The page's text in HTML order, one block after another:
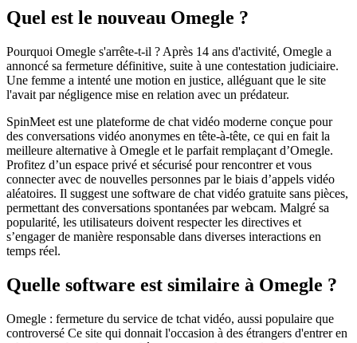
Quel est le nouveau Omegle ?
Pourquoi Omegle s'arrête-t-il ? Après 14 ans d'activité, Omegle a
annoncé sa fermeture définitive, suite à une contestation judiciaire.
Une femme a intenté une motion en justice, alléguant que le site
l'avait par négligence mise en relation avec un prédateur.
SpinMeet est une plateforme de chat vidéo moderne conçue pour
des conversations vidéo anonymes en tête-à-tête, ce qui en fait la
meilleure alternative à Omegle et le parfait remplaçant d’Omegle.
Profitez d’un espace privé et sécurisé pour rencontrer et vous
connecter avec de nouvelles personnes par le biais d’appels vidéo
aléatoires. Il suggest une software de chat vidéo gratuite sans pièces,
permettant des conversations spontanées par webcam. Malgré sa
popularité, les utilisateurs doivent respecter les directives et
s’engager de manière responsable dans diverses interactions en
temps réel.
Quelle software est similaire à Omegle ?
Omegle : fermeture du service de tchat vidéo, aussi populaire que
controversé Ce site qui donnait l'occasion à des étrangers d'entrer en